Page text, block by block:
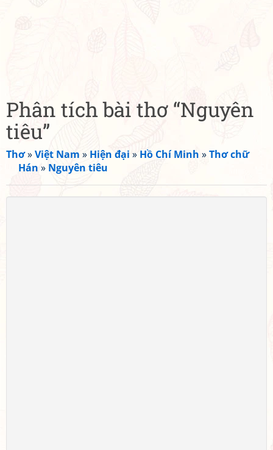
Phân tích bài thơ “Nguyên
tiêu”
Thơ»Việt Nam » Hiện đại » Hồ Chí Minh »Thơ chữ
Hán » Nguyên tiêu